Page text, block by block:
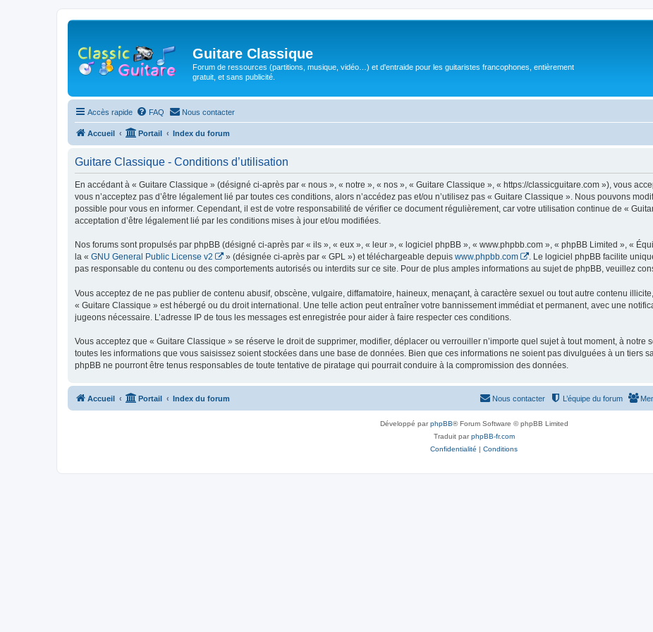
Guitare Classique
Forum de ressources (partitions, musique, vidéo…) et d'entraide pour les guitaristes francophones, entièrement
gratuit, et sans publicité.
Accès rapide FAQ Nous contacter
Accueil Portail Index du forum
Guitare Classique - Conditions d’utilisation
En accédant à « Guitare Classique » (désigné ci-après par « nous », « notre », « nos », « Guitare Classique », « https://classicguitare.com »), vous
vous n’acceptez pas d’être légalement lié par toutes ces conditions, alors n’accédez pas et/ou n’utilisez pas « Guitare Classique ». Nous pouvons
possible pour vous en informer. Cependant, il est de votre responsabilité de vérifier ce document régulièrement, car votre utilisation continue de «
acceptation d’être légalement lié par les conditions mises à jour et/ou modifiées.
Nos forums sont propulsés par phpBB (désigné ci-après par « ils », « eux », « leur », « logiciel phpBB », « www.phpbb.com », « phpBB Limited », «
la « GNU General Public License v2 » (désignée ci-après par « GPL ») et téléchargeable depuis www.phpbb.com
. Le logiciel phpBB facilite
pas responsable du contenu ou des comportements autorisés ou interdits sur ce site. Pour de plus amples informations au sujet de phpBB, veuillez
Vous acceptez de ne pas publier de contenu abusif, obscène, vulgaire, diffamatoire, haineux, menaçant, à caractère sexuel ou tout autre contenu
« Guitare Classique » est hébergé ou du droit international. Une telle action peut entraîner votre bannissement immédiat et permanent, avec une
jugeons nécessaire. L’adresse IP de tous les messages est enregistrée pour aider à faire respecter ces conditions.
Vous acceptez que « Guitare Classique » se réserve le droit de supprimer, modifier, déplacer ou verrouiller n’importe quel sujet à tout moment, à notre
toutes les informations que vous saisissez soient stockées dans une base de données. Bien que ces informations ne soient pas divulguées à un tiers
phpBB ne pourront être tenus responsables de toute tentative de piratage qui pourrait conduire à la compromission des données.
Accueil Portail Index du forum L’équipe du forum
Nous contacter
Développé parphpBB® Forum Software © phpBB Limited
Traduit parphpBB-fr.com
Confidentialité | Conditions